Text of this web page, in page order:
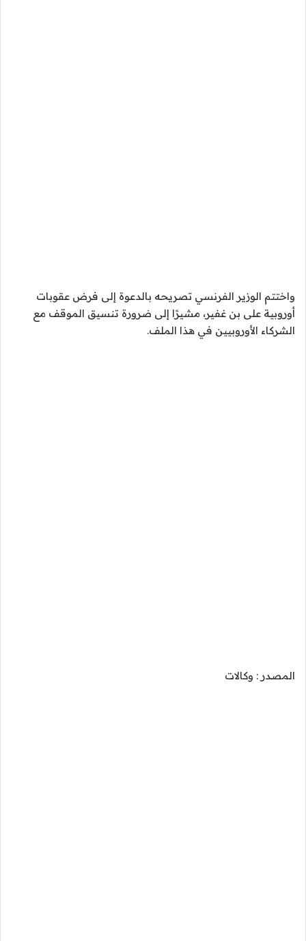
واختتم الوزير الفرنسي تصريحه بالدعوة إلى فرض عقوبات
أوروبية على بن غفير، مشيرًا إلى ضرورة تنسيق الموقف مع
الشركاء الأوروبيين في هذا الملف.
المصدر : وكالات